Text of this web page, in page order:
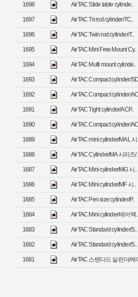
1698 AirTAC Slide table cylinde..
1697 AirTAC Tri rod cylinder/TC..
1696 AirTAC Twin rod cylinder/T..
1695 AirTAC Mini Free Mount Cy..
1694 AirTAC Multi mount cylinde..
1693 AirTAC Compact cylinder/
1692 AirTAC Compact cylinder/
1691 AirTAC Tight cylinder/ACP..
1690 AirTAC Compact cylinder/
1689 AirTAC mini cylinder/MAL 시
1688 AirTAC Cylinder/MA 시리즈/..
1687 AirTAC Mini cylinder/MG 시..
1686 AirTAC Mini cylinder/MF 시..
1685 AirTAC Pen size cylinder/P..
1684 AirTAC Mini cylinder/에어텍..
1683 AirTAC Standard cylinder/S..
1682 AirTAC Standard cylinder/S..
1681 AirTAC 스텐다드 실린더/에